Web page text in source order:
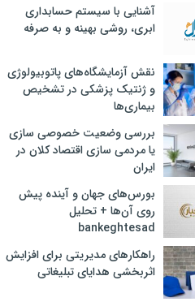
آشنایی با سیستم حسابداری
ابری، روشی بهینه و به صرفه
نقش آزمایشگاه‌های پاتوبیولوژی
و ژنتیک پزشکی در تشخیص
بیماری‌ها
بررسی وضعیت خصوصی سازی
یا مردمی سازی اقتصاد کلان در
ایران
بورس‌های جهان و آینده پیش
روی آن‌ها + تحلیل
bankeghtesad
راهکارهای مدیریتی برای افزایش
اثربخشی هدایای تبلیغاتی